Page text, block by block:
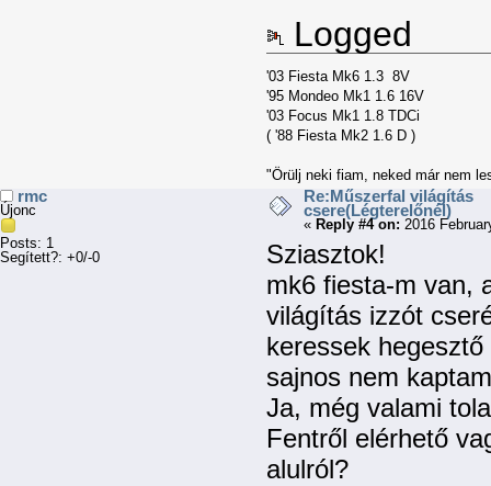
Logged
'03 Fiesta Mk6 1.3 8V
'95 Mondeo Mk1 1.6 16V
'03 Focus Mk1 1.8 TDCi
( '88 Fiesta Mk2 1.6 D )
"Örülj neki fiam, neked már nem
rmc
Újonc
Posts: 1
Segített?: +0/-0
Re:Műszerfal világítás
csere(Légterelőnél)
« Reply #4 on: 2016
Sziasztok!
mk6 fiesta-m van,
világítás izzót
keressek
sajnos nem
Ja, még valami
Fentről elérhető
alulról?